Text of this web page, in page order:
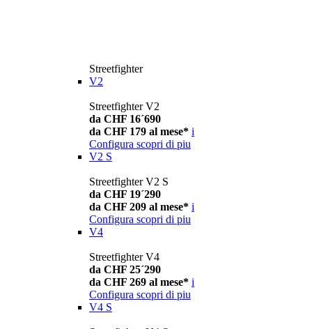
Streetfighter
V2
Streetfighter V2
da CHF 16´690
da CHF 179 al mese* i
Configura scopri di piu
V2 S
Streetfighter V2 S
da CHF 19´290
da CHF 209 al mese* i
Configura scopri di piu
V4
Streetfighter V4
da CHF 25´290
da CHF 269 al mese* i
Configura scopri di piu
V4 S